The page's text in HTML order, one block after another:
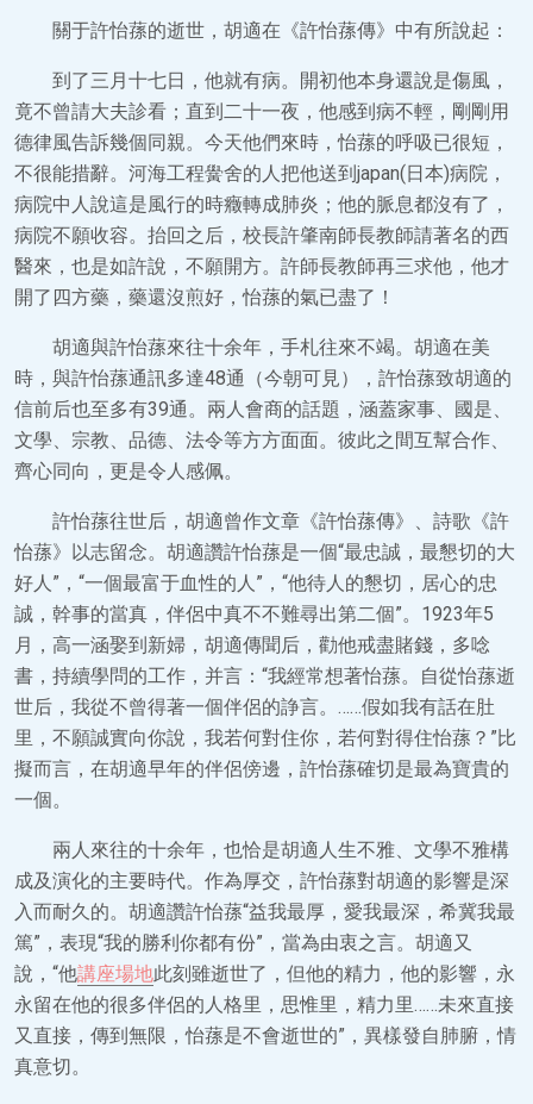
關于許怡蓀的逝世，胡適在《許怡蓀傳》中有所說起：
到了三月十七日，他就有病。開初他本身還說是傷風，
竟不曾請大夫診看；直到二十一夜，他感到病不輕，剛剛用
德律風告訴幾個同親。今天他們來時，怡蓀的呼吸已很短，
不很能措辭。河海工程黌舍的人把他送到japan(日本)病院，
病院中人說這是風行的時癥轉成肺炎；他的脈息都沒有了，
病院不願收容。抬回之后，校長許肇南師長教師請著名的西
醫來，也是如許說，不願開方。許師長教師再三求他，他才
開了四方藥，藥還沒煎好，怡蓀的氣已盡了！
胡適與許怡蓀來往十余年，手札往來不竭。胡適在美
時，與許怡蓀通訊多達48通（今朝可見），許怡蓀致胡適的
信前后也至多有39通。兩人會商的話題，涵蓋家事、國是、
文學、宗教、品德、法令等方方面面。彼此之間互幫合作、
齊心同向，更是令人感佩。
許怡蓀往世后，胡適曾作文章《許怡蓀傳》、詩歌《許
怡蓀》以志留念。胡適讚許怡蓀是一個“最忠誠，最懇切的大
好人”，“一個最富于血性的人”，“他待人的懇切，居心的忠
誠，幹事的當真，伴侶中真不不難尋出第二個”。1923年5
月，高一涵娶到新婦，胡適傳聞后，勸他戒盡賭錢，多唸
書，持續學問的工作，并言：“我經常想著怡蓀。自從怡蓀逝
世后，我從不曾得著一個伴侶的諍言。……假如我有話在肚
里，不願誠實向你說，我若何對住你，若何對得住怡蓀？”比
擬而言，在胡適早年的伴侶傍邊，許怡蓀確切是最為寶貴的
一個。
兩人來往的十余年，也恰是胡適人生不雅、文學不雅構
成及演化的主要時代。作為厚交，許怡蓀對胡適的影響是深
入而耐久的。胡適讚許怡蓀“益我最厚，愛我最深，希冀我最
篤”，表現“我的勝利你都有份”，當為由衷之言。胡適又
說，“他講座場地此刻雖逝世了，但他的精力，他的影響，永
永留在他的很多伴侶的人格里，思惟里，精力里……未來直接
又直接，傳到無限，怡蓀是不會逝世的”，異樣發自肺腑，情
真意切。